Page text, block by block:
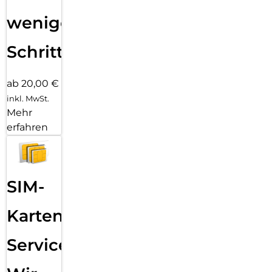
wenigen
Schritten
ab 20,00 €
inkl. MwSt.
Mehr
erfahren
SIM-
Karten
Service: